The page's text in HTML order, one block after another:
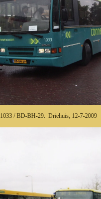
1033 / BD-BH-29. Driehuis, 12-7-2009